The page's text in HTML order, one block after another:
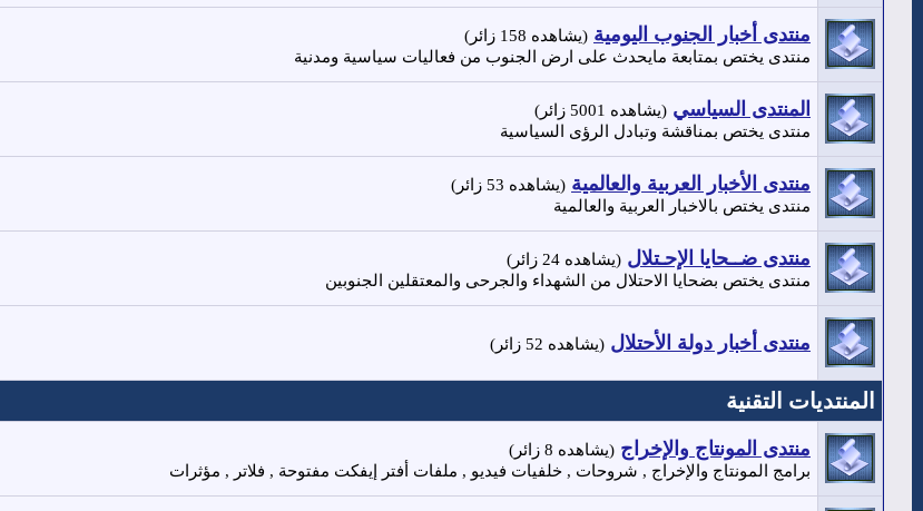
منتدى أخبار الجنوب اليومية (يشاهده 158 زائر)
منتدى يختص بمتابعة مايحدث على ارض الجنوب من فعاليات سياسية ومدنية
المنتدى السياسي (يشاهده 5001 زائر)
منتدى يختص بمناقشة وتبادل الرؤى السياسية
منتدى الأخبار العربية والعالمية (يشاهده 53 زائر)
منتدى يختص بالاخبار العربية والعالمية
منتدى ضــحايا الإحـتلال (يشاهده 24 زائر)
منتدى يختص بضحايا الاحتلال من الشهداء والجرحى والمعتقلين الجنوبين
منتدى أخبار دولة الأحتلال (يشاهده 52 زائر)
المنتديات التقنية
منتدى المونتاج والإخراج (يشاهده 8 زائر)
برامج المونتاج والإخراج , شروحات , خلفيات فيديو , ملفات أفتر إيفكت مفتوحة , فلاتر , مؤثرات